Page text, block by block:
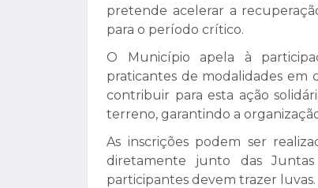
pretende acelerar a
para o período crítico.
O Município apela à
praticantes de modalidades
contribuir para esta ação
terreno, garantindo a
As inscrições podem ser
diretamente junto das
participantes devem trazer luvas.